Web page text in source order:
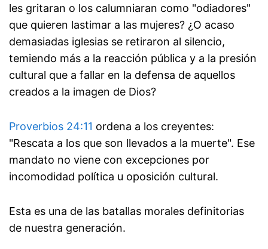
les gritaran o los calumniaran como "odiadores"
que quieren lastimar a las mujeres? ¿O acaso
demasiadas iglesias se retiraron al silencio,
temiendo más a la reacción pública y a la presión
cultural que a fallar en la defensa de aquellos
creados a la imagen de Dios?
Proverbios 24:11 ordena a los creyentes:
"Rescata a los que son llevados a la muerte". Ese
mandato no viene con excepciones por
incomodidad política u oposición cultural.
Esta es una de las batallas morales definitorias
de nuestra generación.